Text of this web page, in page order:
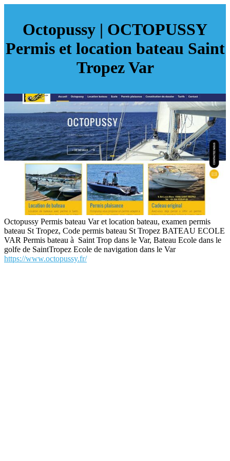
Octopussy | OCTOPUSSY
Permis et location bateau Saint
Tropez Var
Octopussy Permis bateau Var et location bateau, examen permis
bateau St Tropez, Code permis bateau St Tropez BATEAU ECOLE
VAR Permis bateau à Saint Trop dans le Var, Bateau Ecole dans le
golfe de SaintTropez Ecole de navigation dans le Var
https://www.octopussy.fr/